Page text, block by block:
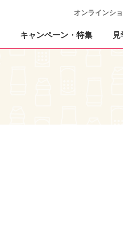
オンラインシ
キャンペーン・特集 見